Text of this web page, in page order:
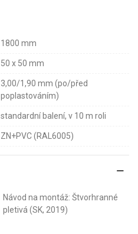
1800 mm
50 x 50 mm
3,00/1,90 mm (po/před
poplastováním)
standardní balení, v 10 m roli
ZN+PVC (RAL6005)
Návod na montáž: Štvorhranné
pletivá (SK, 2019)